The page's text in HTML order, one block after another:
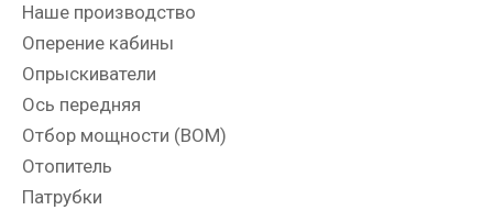
Наше производство
Оперение кабины
Опрыскиватели
Ось передняя
Отбор мощности (ВОМ)
Отопитель
Патрубки